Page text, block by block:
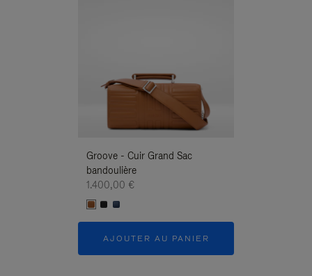
Groove - Cuir Grand Sac
bandoulière
1.400,00 €
AJOUTER AU PANIER